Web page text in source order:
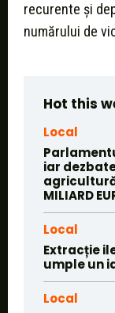
recurente și
numărului de
Hot this
Local
iar
agricultură
MILIARD
Local
Extracție
umple un
Local